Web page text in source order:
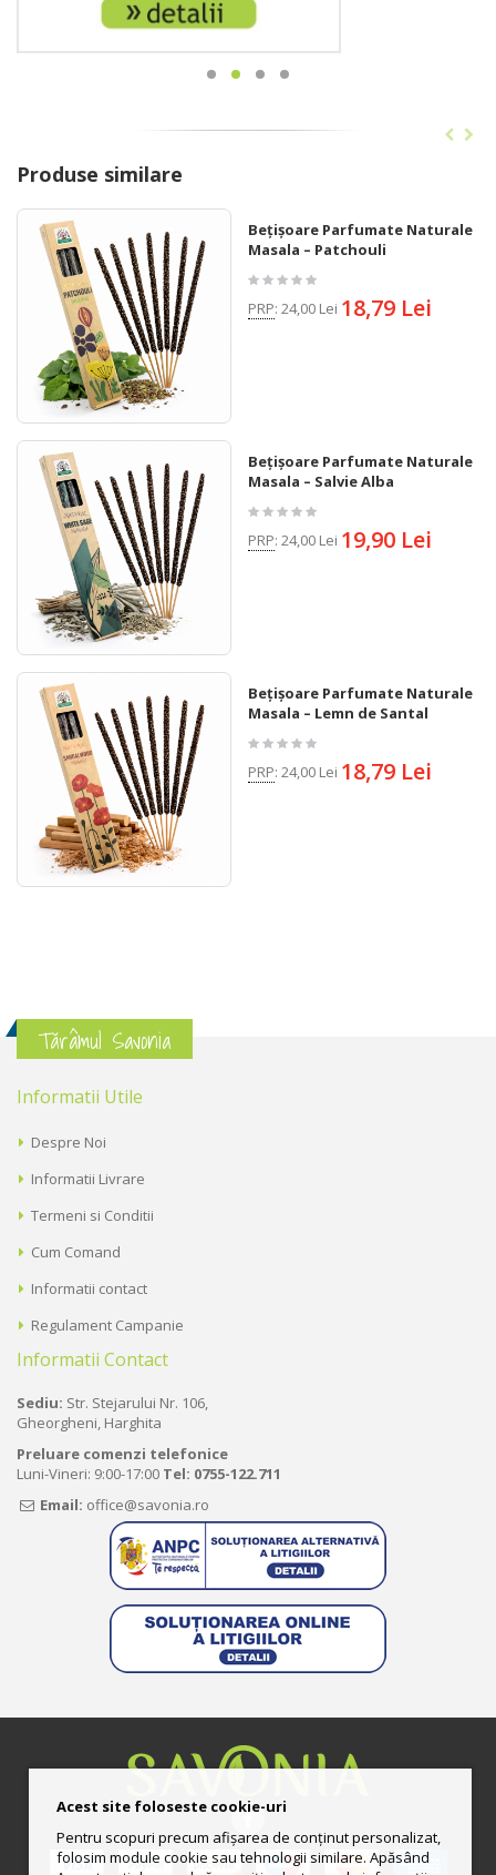
Produse similare
Bețișoare Parfumate Naturale
Masala – Patchouli
PRP: 24,00 Lei 18,79 Lei
Bețișoare Parfumate Naturale
Masala – Salvie Alba
PRP: 24,00 Lei 19,90 Lei
Bețișoare Parfumate Naturale
Masala – Lemn de Santal
PRP: 24,00 Lei 18,79 Lei
Tărâmul Savonia
Informatii Utile
Despre Noi
Informatii Livrare
Termeni si Conditii
Cum Comand
Informatii contact
Regulament Campanie
Informatii Contact
Sediu: Str. Stejarului Nr. 106,
Gheorgheni, Harghita
Preluare comenzi telefonice
Luni-Vineri: 9:00-17:00 Tel: 0755-122.711
Email: office@savonia.ro
Acest site foloseste cookie-uri
Pentru scopuri precum afișarea de conținut personalizat,
folosim module cookie sau tehnologii similare. Apăsând